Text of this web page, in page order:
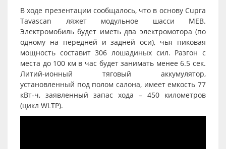
В ходе презентации сообщалось, что в основу Cupra
Tavascan ляжет модульное шасси MEB.
Электромобиль будет иметь два электромотора (по
одному на передней и задней оси), чья пиковая
мощность составит 306 лошадиных сил. Разгон с
места до 100 км в час будет занимать менее 6.5 сек.
Литий-ионный тяговый аккумулятор,
установленный под полом салона, имеет емкость 77
кВт-ч, заявленный запас хода – 450 километров
(цикл WLTP).